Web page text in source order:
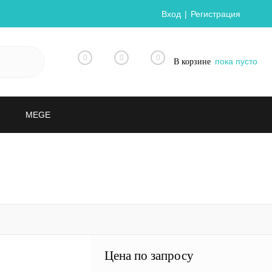
Вход Регистрация
0 0 0 В корзине пока пусто
MEGE
Цена по запросу